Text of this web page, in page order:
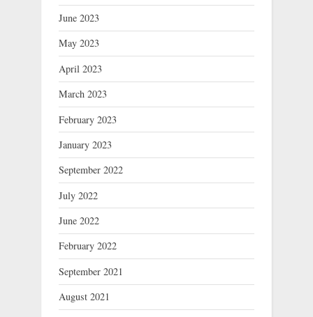
June 2023
May 2023
April 2023
March 2023
February 2023
January 2023
September 2022
July 2022
June 2022
February 2022
September 2021
August 2021